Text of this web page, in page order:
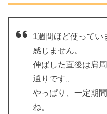
1週間ほど使ってい
感じません。
伸ばした直後は肩
通りです。
やっぱり、一定期
ね。